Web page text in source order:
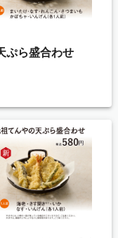
ぷら盛合わせ